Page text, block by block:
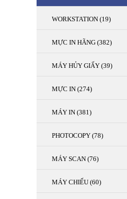
WORKSTATION (19)
MỰC IN HÃNG (382)
MÁY HỦY GIẤY (39)
MỰC IN (274)
MÁY IN (381)
PHOTOCOPY (78)
MÁY SCAN (76)
MÁY CHIẾU (60)